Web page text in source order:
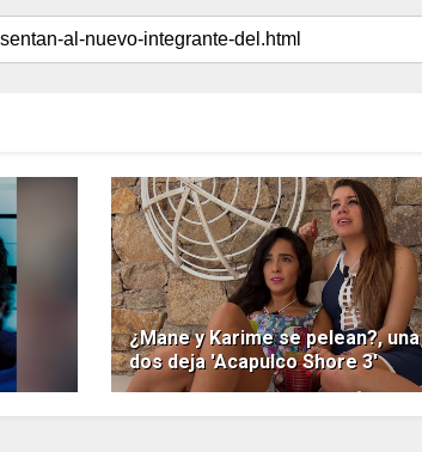
¿Mane y Karime se pelean?,
dos deja 'Acapulco Shore 3'